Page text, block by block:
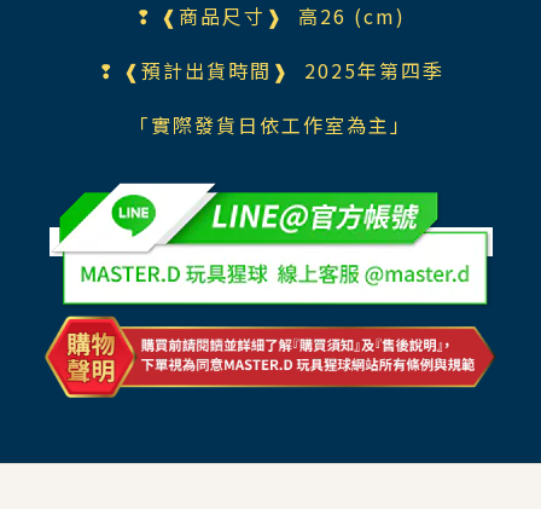
❢ ❰商品尺寸❱ 高26 (cm)
❢ ❰預計出貨時間❱ 2025年第四季
「實際發貨日依工作室為主」